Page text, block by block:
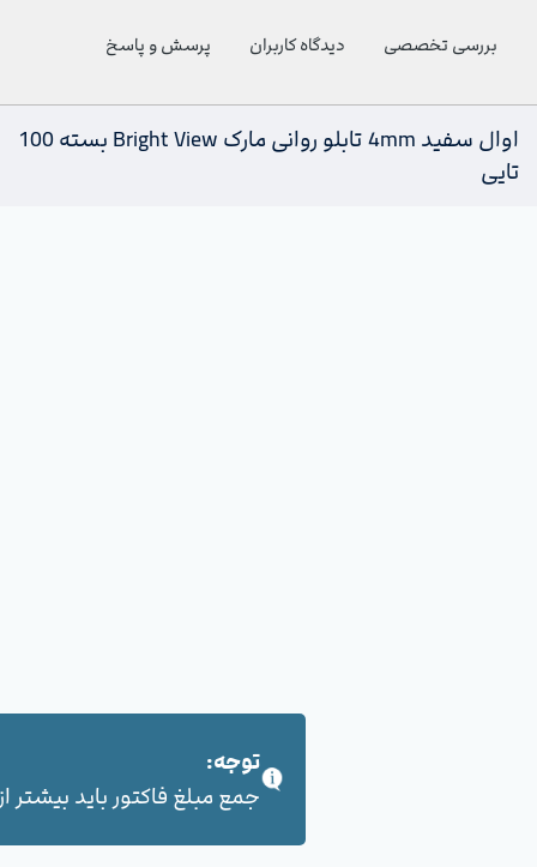
توجه:
جمع مبلغ فاکتور باید بیشتر از 100,000 هزار تومان
بررسی تخصصی دیدگاه کاربران پرسش و پاسخ
اوال سفید 4mm تابلو روانی مارک Bright View بسته 100
تایی